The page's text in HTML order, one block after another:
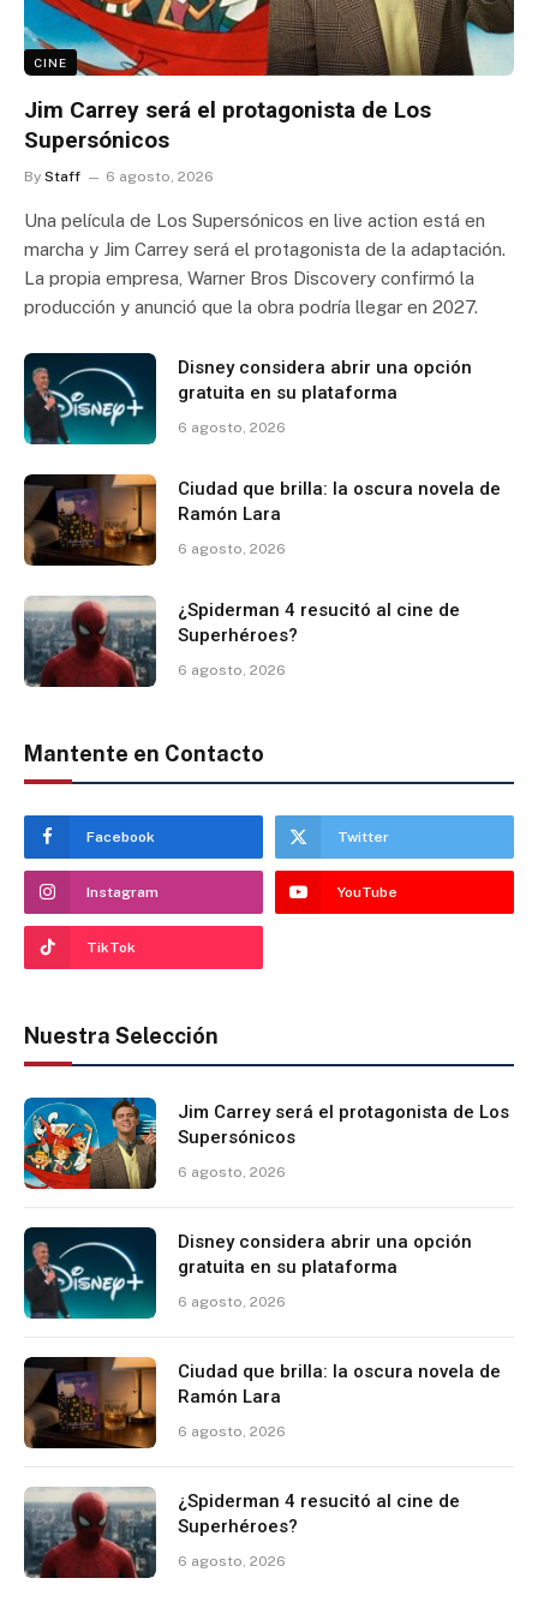
CINE
Jim Carrey será el protagonista de Los
Supersónicos
By Staff 6 agosto, 2026
Una película de Los Supersónicos en live action está en
marcha y Jim Carrey será el protagonista de la adaptación.
La propia empresa, Warner Bros Discovery confirmó la
producción y anunció que la obra podría llegar en 2027.
Disney considera abrir una opción
gratuita en su plataforma
6 agosto, 2026
Ciudad que brilla: la oscura novela de
Ramón Lara
6 agosto, 2026
¿Spiderman 4 resucitó al cine de
Superhéroes?
6 agosto, 2026
Mantente en Contacto
Facebook Twitter
Instagram YouTube
TikTok
Nuestra Selección
Jim Carrey será el protagonista de Los
Supersónicos
6 agosto, 2026
Disney considera abrir una opción
gratuita en su plataforma
6 agosto, 2026
Ciudad que brilla: la oscura novela de
Ramón Lara
6 agosto, 2026
¿Spiderman 4 resucitó al cine de
Superhéroes?
6 agosto, 2026